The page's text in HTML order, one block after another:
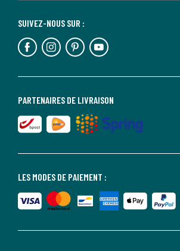
LES MODES DE PAIEMENT :
PARTENAIRES DE LIVRAISON
SUIVEZ-NOUS SUR :